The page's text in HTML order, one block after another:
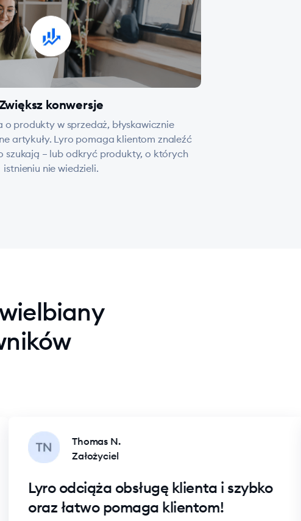
konwersje
o produkty w sprzedaż, błyskawicznie
artykuły. Lyro pomaga klientom znaleźć
szukają – lub odkryć produkty, o których
istnieniu nie wiedzieli.
Thomas N.
Założyciel
Lyro odciąża obsługę klienta i szybko
oraz łatwo pomaga klientom!